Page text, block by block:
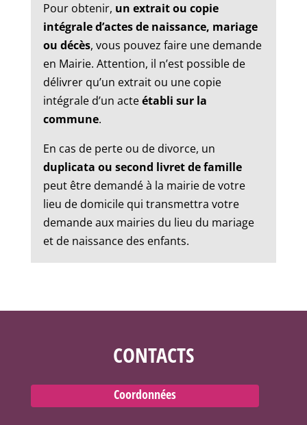
Pour obtenir, un extrait ou copie
intégrale d’actes de naissance, mariage
ou décès, vous pouvez faire une demande
en Mairie. Attention, il n’est possible de
délivrer qu’un extrait ou une copie
intégrale d’un acteétabli sur la
commune.
En cas de perte ou de divorce, un
duplicata ou second livret de famille
peut être demandé à la mairie de votre
lieu de domicile qui transmettra votre
demande aux mairies du lieu du mariage
et de naissance des enfants.
CONTACTS
Coordonnées